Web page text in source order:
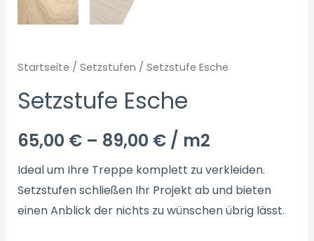
Startseite / Setzstufen / Setzstufe Esche
Setzstufe Esche
65,00 €– 89,00 €/ m2
Ideal um Ihre Treppe komplett zu verkleiden.
Setzstufen schließen Ihr Projekt ab und bieten
einen Anblick der nichts zu wünschen übrig lässt.